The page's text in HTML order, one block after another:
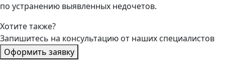
по устранению выявленных недочетов.
Хотите также?
Запишитесь на консультацию от наших специалистов
Оформить заявку